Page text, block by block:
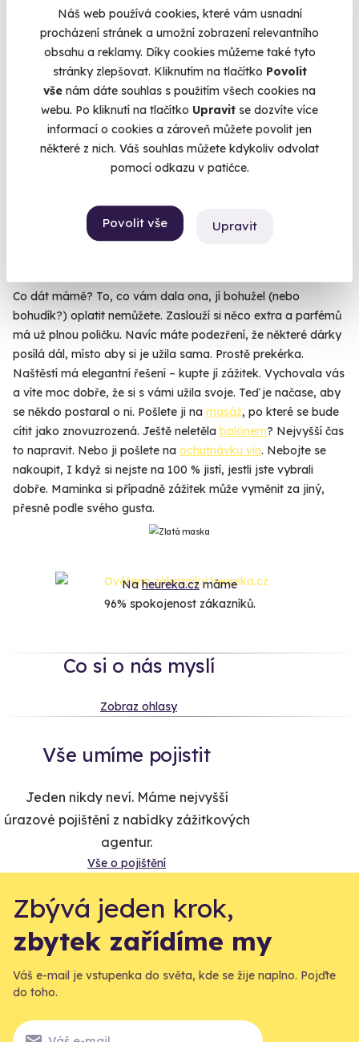
Náš web používá cookies, které vám usnadní
procházení stránek a umožní zobrazení relevantního
obsahu a reklamy. Díky cookies můžeme také tyto
stránky zlepšovat. Kliknutím na tlačítko Povolit
vše nám dáte souhlas s použitím všech cookies na
webu. Po kliknutí na tlačítko Upravit se dozvíte více
informací o cookies a zároveň můžete povolit jen
některé z nich. Váš souhlas můžete kdykoliv odvolat
pomocí odkazu v patičce.
Povolit vše Upravit
9.8(43)
Mushing: Jízda na psím spřežení
Na sněhu i na blátě, na saních nebo na kolech.
Dolní Dvůr (Krkonoše)
(+ 2 další lokality)
Co dát mámě? To, co vám dala ona, jí bohužel (nebo
bohudík?) oplatit nemůžete. Zaslouží si něco extra a parfémů
má už plnou poličku. Navíc máte podezření, že některé dárky
posílá dál, místo aby si je užila sama. Prostě prekérka.
Naštěstí má elegantní řešení – kupte jí zážitek. Vychovala vás
a víte moc dobře, že si s vámi užila svoje. Teď je načase, aby
se někdo postaral o ni. Pošlete ji na masáž, po které se bude
cítit jako znovuzrozená. Ještě neletěla balónem? Nejvyšší čas
to napravit. Nebo ji pošlete na ochutnávku vín. Nebojte se
nakoupit, I když si nejste na 100 % jistí, jestli jste vybrali
dobře. Maminka si případně zážitek může vyměnit za jiný,
přesně podle svého gusta.
Naheureka.czmáme
96% spokojenost zákazníků.
Co si o nás myslí
Zobraz ohlasy
Vše umíme pojistit
Jeden nikdy neví. Máme nejvyšší
úrazové pojištění z nabídky zážitkových
agentur.
Vše o pojištění
Zbývá jeden krok,
zbytek zařídíme my
Váš e-mail je vstupenka do světa, kde se žije naplno. Pojďte
do toho.